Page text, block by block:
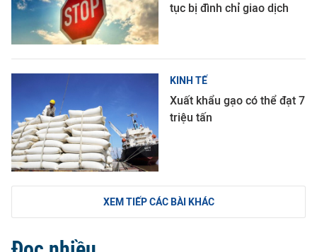
tục bị đình chỉ giao dịch
KINH TẾ
Xuất khẩu gạo có thể đạt 7
triệu tấn
XEM TIẾP CÁC BÀI KHÁC